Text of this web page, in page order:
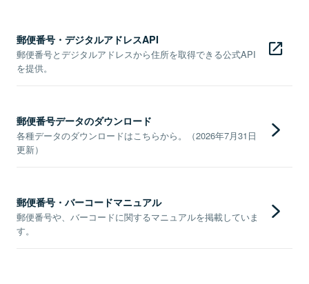
郵便番号・デジタルアドレスAPI
郵便番号とデジタルアドレスから住所を取得できる公式API
を提供。
郵便番号データのダウンロード
各種データのダウンロードはこちらから。（2026年7月31日
更新）
郵便番号・バーコードマニュアル
郵便番号や、バーコードに関するマニュアルを掲載していま
す。